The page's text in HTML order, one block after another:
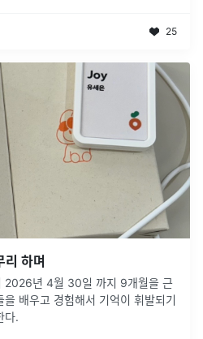
25
하며
2026년 4월 30일 까지 9개월을 근
배우고 경험해서 기억이 휘발되기
다.